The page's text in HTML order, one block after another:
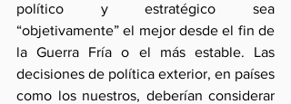
político y estratégico sea
“objetivamente” el mejor desde el fin de
la Guerra Fría o el más estable. Las
decisiones de política exterior, en países
como los nuestros, deberían considerar